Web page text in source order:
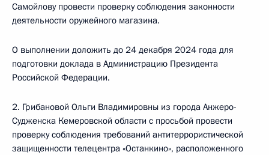
Самойлову провести проверку соблюдения законности
деятельности оружейного магазина.
О выполнении доложить до 24 декабря 2024 года для
подготовки доклада в Администрацию Президента
Российской Федерации.
2. Грибановой Ольги Владимировны из города Анжеро-
Судженска Кемеровской области с просьбой провести
проверку соблюдения требований антитеррористической
защищенности телецентра «Останкино», расположенного